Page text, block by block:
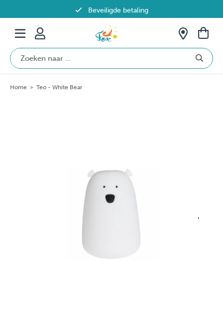
Beveiligde betaling
Gratis verzending vanaf €69 in België
Home > Teo - White Bear